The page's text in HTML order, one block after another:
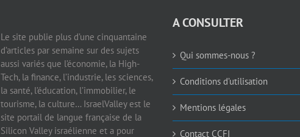
Le site publie plus d’une cinquantaine
d’articles par semaine sur des sujets
aussi variés que l’économie, la High-
Tech, la finance, l’industrie, les sciences,
la santé, l’éducation, l’immobilier, le
tourisme, la culture… IsraelValley est le
site portail de langue française de la
Silicon Valley israélienne et a pour
A CONSULTER
Qui sommes-nous ?
Conditions d’utilisation
Mentions légales
Contact CCFI